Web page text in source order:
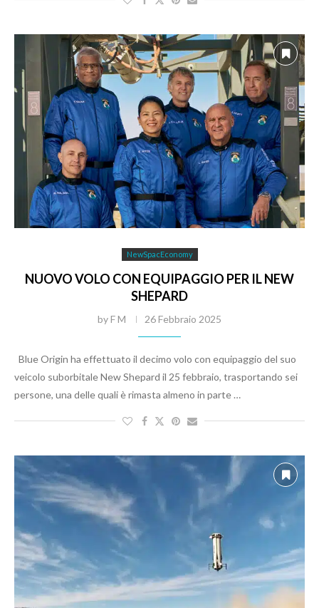
NewSpacEconomy
NUOVO VOLO CON EQUIPAGGIO PER IL NEW
SHEPARD
byF M 26 Febbraio 2025
Blue Origin ha effettuato il decimo volo con equipaggio del suo
veicolo suborbitale New Shepard il 25 febbraio, trasportando sei
persone, una delle quali è rimasta almeno in parte …